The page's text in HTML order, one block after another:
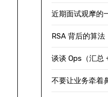
近期面试观摩的
RSA 背后的算法
谈谈 Ops（汇总
不要让业务牵着